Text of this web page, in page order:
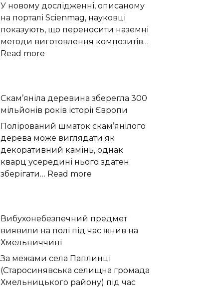
У новому дослідженні, описаному
на порталі Scienmag, науковці
показують, що переносити наземні
методи виготовлення композитів…
Read more
мікрогравітація
змінює
виробництво
вуглепластику
Скам’яніла деревина зберегла 300
мільйонів років історії Європи
Полірований шматок скам’янілого
дерева може виглядати як
декоративний камінь, однак
кварц усередині нього здатен
зберігати… Read more
300
мільйонів
історії
Європи
Вибухонебезпечний предмет
виявили на полі під час жнив на
Хмельниччині
За межами села Паплинці
(Старосинявська селищна громада
Хмельницького району) під час